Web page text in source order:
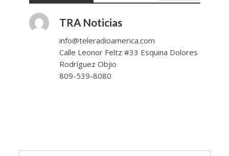
TRA Noticias
info@teleradioamerica.com
Calle Leonor Feltz #33 Esquina Dolores
Rodríguez Objio
809-539-8080